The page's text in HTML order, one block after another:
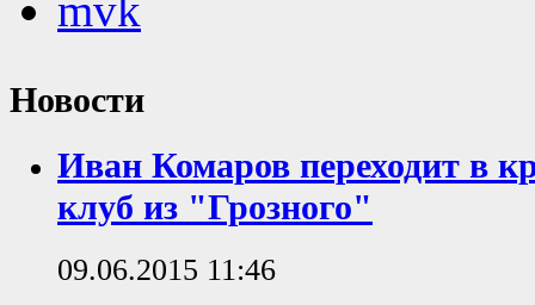
Новости
Иван Комаров переходит в
клуб из "Грозного"
09.06.2015 11:46